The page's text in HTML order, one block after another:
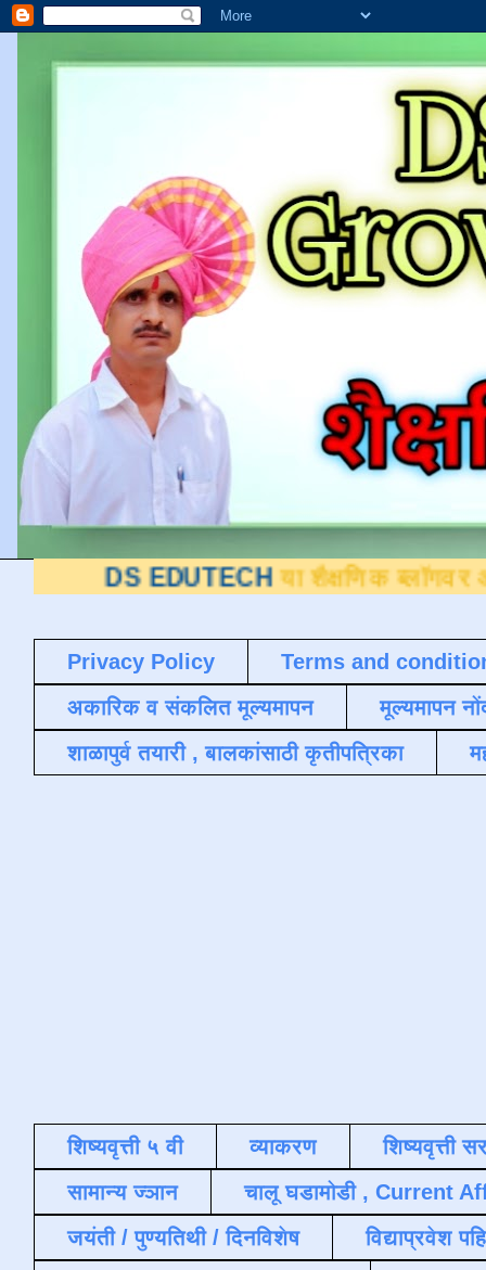
EDUTECH या शैक्षणिक ब्लॉगवर आपले स्वागत
Privacy Policy
Terms and
अकारिक व संकलित मूल्यमापन
मूल्यमापन
शाळापुर्व तयारी , बालकांसाठी कृतीपत्रिका
शिष्यवृत्ती ५ वी व्याकरण
शिष्यवृत्ती
सामान्य ज्ञान
चालू घडामोडी , Current
जयंती / पुण्यतिथी / दिनविशेष
विद्याप्रवेश